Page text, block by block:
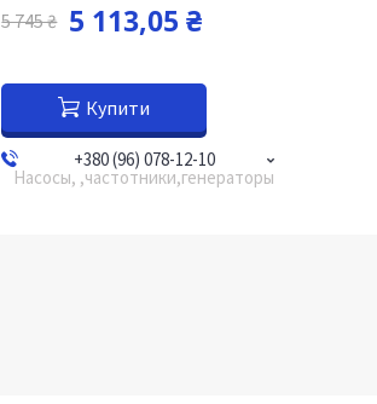
5 745 ₴ 5 113,05 ₴
Купити
+380 (96) 078-12-10
Насосы, ,частотники,генераторы